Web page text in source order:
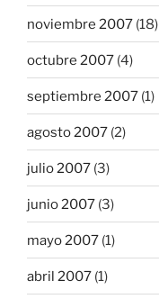
noviembre 2007 (18)
octubre 2007 (4)
septiembre 2007 (1)
agosto 2007 (2)
julio 2007 (3)
junio 2007 (3)
mayo 2007 (1)
abril 2007 (1)